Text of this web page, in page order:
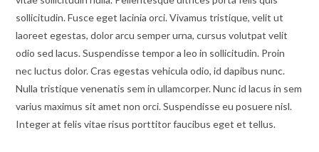
sollicitudin. Fusce eget lacinia orci. Vivamus tristique, velit ut
laoreet egestas, dolor arcu semper urna, cursus volutpat velit
odio sed lacus. Suspendisse tempor a leo in sollicitudin. Proin
nec luctus dolor. Cras egestas vehicula odio, id dapibus nunc.
Nulla tristique venenatis sem in ullamcorper. Nunc id lacus in sem
varius maximus sit amet non orci. Suspendisse eu posuere nisl.
Integer at felis vitae risus porttitor faucibus eget et tellus.